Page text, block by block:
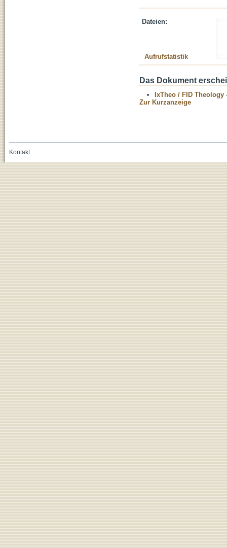
Dateien:
Aufrufstatistik
Das Dokument
IxTheo / FID Theology
Zur Kurzanzeige
Kontakt